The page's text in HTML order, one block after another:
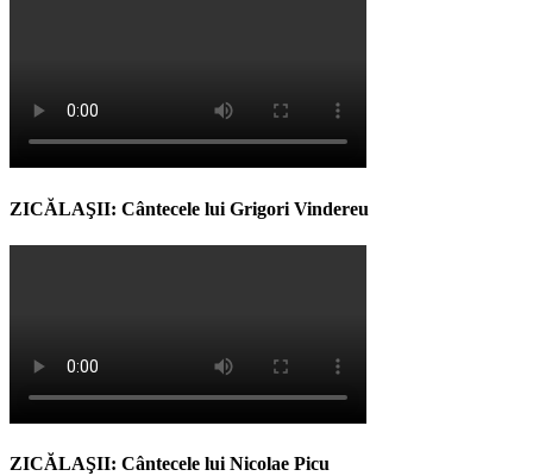
ZICĂLAŞII: Cântecele lui Grigori Vindereu
ZICĂLAŞII: Cântecele lui Nicolae Picu